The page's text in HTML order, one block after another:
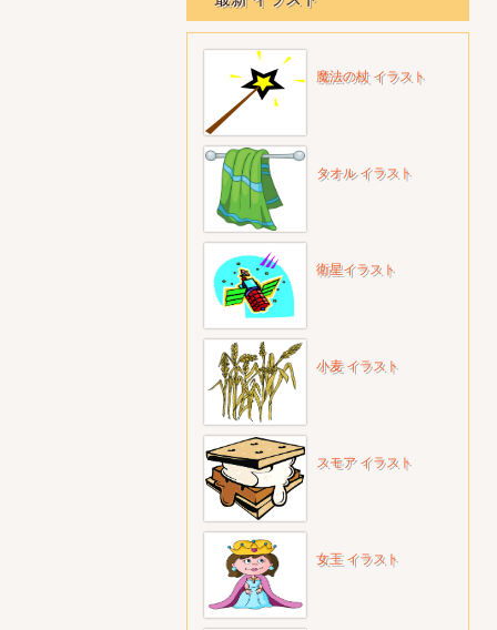
魔法の杖 イラスト
タオル イラスト
衛星イラスト
小麦 イラスト
スモア イラスト
女王 イラスト